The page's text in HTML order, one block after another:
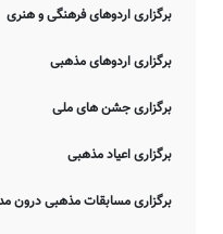
برگزاری اردوهای فرهنگی و هنری
برگزاری اردوهای مذهبی
برگزاری جشن های ملی
برگزاری اعیاد مذهبی
برگزاری مسابقات مذهبی درون